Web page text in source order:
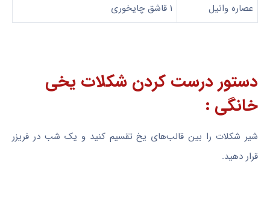
عصاره وانیل ۱ قاشق چایخوری
دستور درست کردن شکلات یخی
خانگی :
شیر شکلات را بین قالب‌های یخ تقسیم کنید و یک شب در فریزر
قرار دهید.